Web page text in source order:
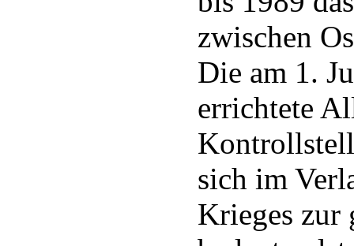
zwischen
Die am 1.
errichtete
sich im
Krieges zur